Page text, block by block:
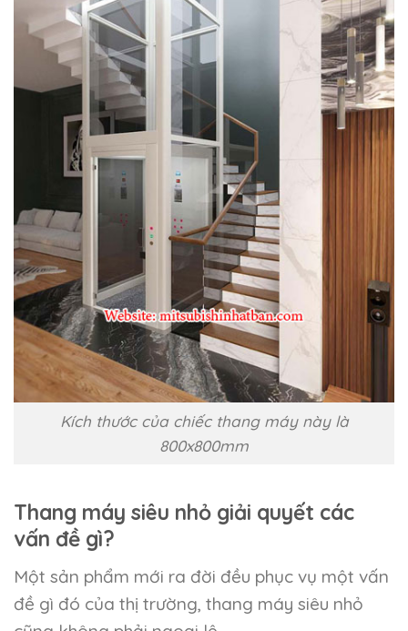
Kích thước của chiếc thang máy này là
800x800mm
Thang máy siêu nhỏ giải quyết các
vấn đề gì?
Một sản phẩm mới ra đời đều phục vụ một vấn
đề gì đó của thị trường, thang máy siêu nhỏ